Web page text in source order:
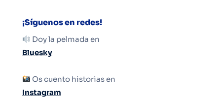
¡Síguenos en redes!
Doy la pelmada en
Bluesky
Os cuento historias en
Instagram